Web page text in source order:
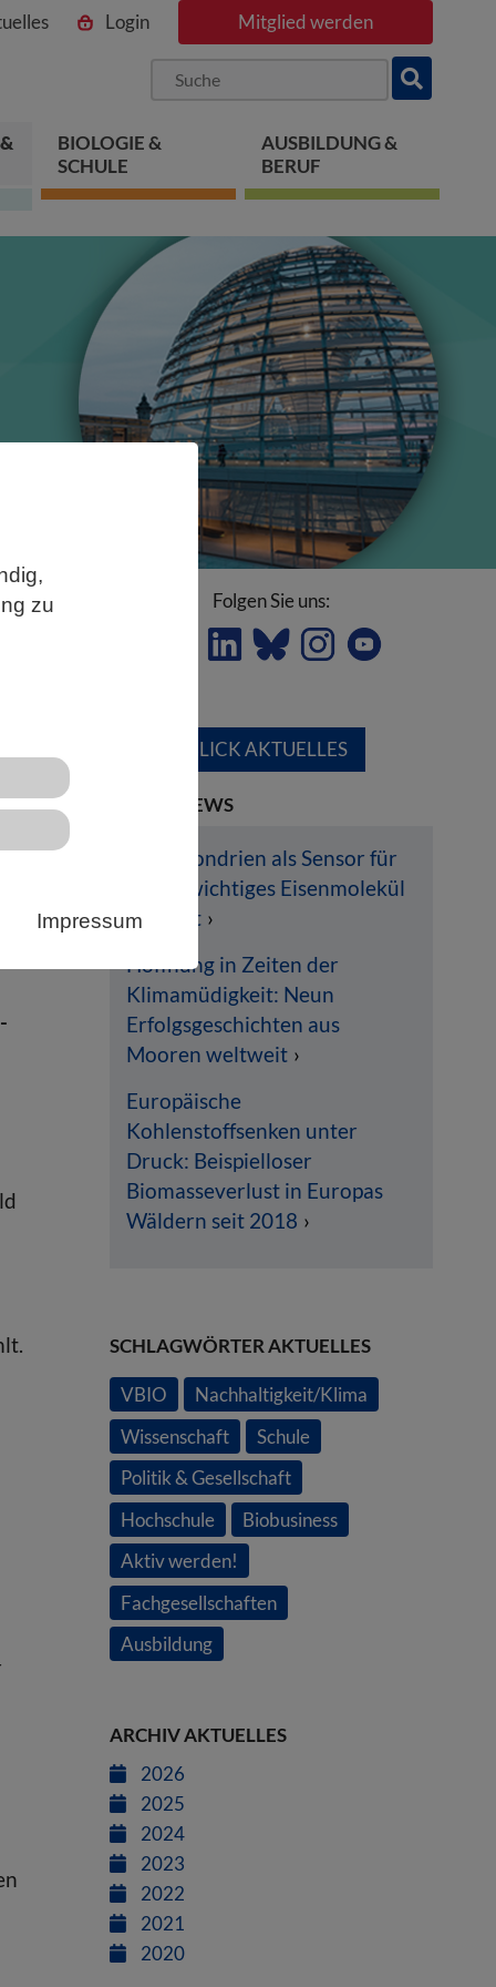
zu
Impressum
Login Mitglied werden
BIOLOGIE &
SCHULE
AUSBILDUNG &
BERUF
Folgen Sie uns:
ÜBERBLICK AKTUELLES
LETZTE NEWS
Mitochondrien als Sensor für
lebenswichtiges Eisenmolekül
entlarvt
Hoffnung in Zeiten der
Klimamüdigkeit: Neun
Erfolgsgeschichten aus
Mooren weltweit
Europäische
Kohlenstoffsenken unter
Druck: Beispielloser
Biomasseverlust in Europas
Wäldern seit 2018
SCHLAGWÖRTER AKTUELLES
VBIO
Nachhaltigkeit/Klima
Wissenschaft
Schule
Politik & Gesellschaft
Hochschule
Biobusiness
Aktiv werden!
Fachgesellschaften
Ausbildung
ARCHIV AKTUELLES
2026
2025
2024
2023
2022
2021
2020